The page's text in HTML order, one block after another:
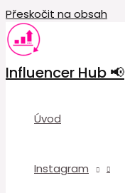
Přeskočit na obsah
Influencer Hub 📢
Úvod
Instagram